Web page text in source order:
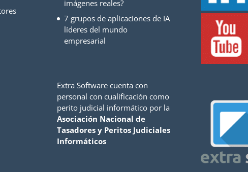
imágenes reales?
7 grupos de aplicaciones de IA
líderes del mundo
empresarial
Extra Software cuenta con
personal con cualificación como
perito judicial informático por la
Asociación Nacional de
Tasadores y Peritos Judiciales
Informáticos